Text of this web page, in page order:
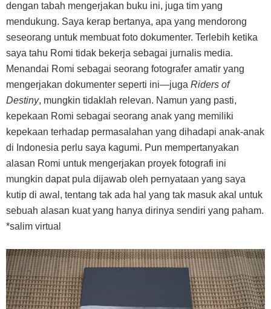
dengan tabah mengerjakan buku ini, juga tim yang
mendukung. Saya kerap bertanya, apa yang mendorong
seseorang untuk membuat foto dokumenter. Terlebih ketika
saya tahu Romi tidak bekerja sebagai jurnalis media.
Menandai Romi sebagai seorang fotografer amatir yang
mengerjakan dokumenter seperti ini—juga Riders of
Destiny, mungkin tidaklah relevan. Namun yang pasti,
kepekaan Romi sebagai seorang anak yang memiliki
kepekaan terhadap permasalahan yang dihadapi anak-anak
di Indonesia perlu saya kagumi. Pun mempertanyakan
alasan Romi untuk mengerjakan proyek fotografi ini
mungkin dapat pula dijawab oleh pernyataan yang saya
kutip di awal, tentang tak ada hal yang tak masuk akal untuk
sebuah alasan kuat yang hanya dirinya sendiri yang paham.
*salim virtual